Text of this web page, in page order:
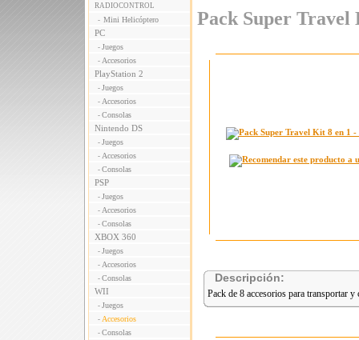
RADIOCONTROL
- Mini Helicóptero
PC
- Juegos
- Accesorios
PlayStation 2
- Juegos
- Accesorios
- Consolas
Nintendo DS
- Juegos
- Accesorios
- Consolas
PSP
- Juegos
- Accesorios
- Consolas
XBOX 360
- Juegos
- Accesorios
- Consolas
WII
- Juegos
- Accesorios
- Consolas
Pack Super Travel
Descripción:
Pack de 8 accesorios para transportar